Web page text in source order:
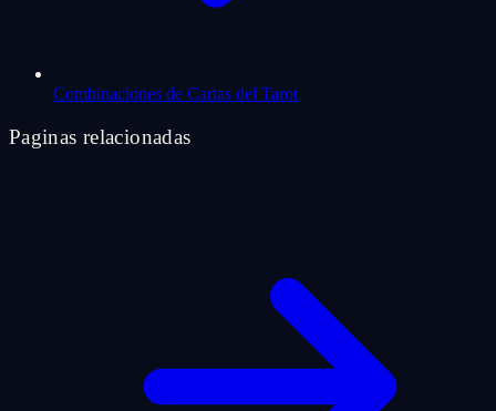
Combinaciones de Cartas del Tarot
Paginas relacionadas